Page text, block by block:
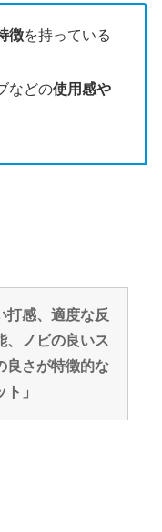
徴を持っている
などの使用感や
打感、適度な反
、ノビの良いス
良さが特徴的な
」